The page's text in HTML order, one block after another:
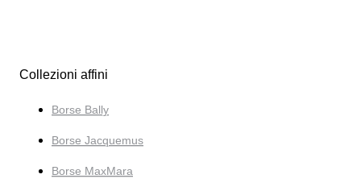
Collezioni affini
Borse Bally
Borse Jacquemus
Borse MaxMara